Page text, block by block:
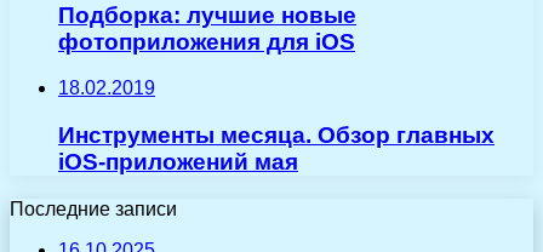
Подборка: лучшие новые
фотоприложения для iOS
18.02.2019
Инструменты месяца. Обзор главных
iOS-приложений мая
Последние записи